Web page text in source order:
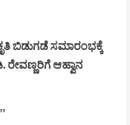
ಬಿಡುಗಡೆ ಸಮಾರಂಭಕ್ಕೆ
ಆಹ್ವಾನ